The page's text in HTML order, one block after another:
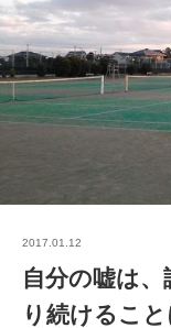
2017.01.12
自分の嘘は
り続けるこ